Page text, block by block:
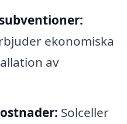
ekonomiska
av
Solceller